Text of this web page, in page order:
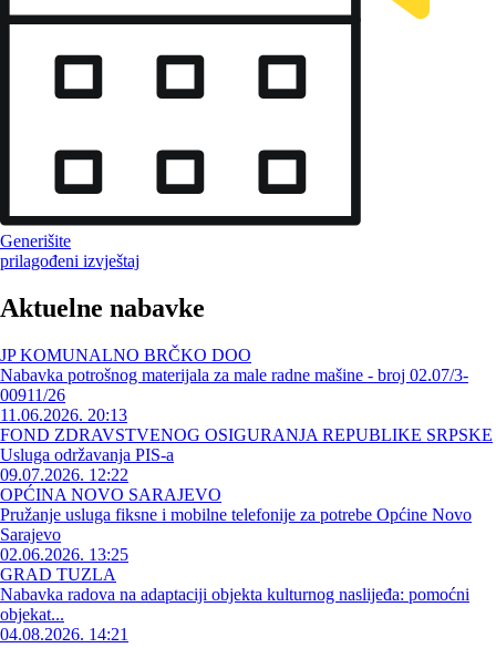
Generišite
prilagođeni izvještaj
Aktuelne nabavke
JP KOMUNALNO BRČKO DOO
Nabavka potrošnog materijala za male radne mašine - broj 02.07/3-
00911/26
11.06.2026. 20:13
FOND ZDRAVSTVENOG OSIGURANJA REPUBLIKE SRPSKE
Usluga održavanja PIS-a
09.07.2026. 12:22
OPĆINA NOVO SARAJEVO
Pružanje usluga fiksne i mobilne telefonije za potrebe Općine Novo
Sarajevo
02.06.2026. 13:25
GRAD TUZLA
Nabavka radova na adaptaciji objekta kulturnog naslijeđa: pomoćni
objekat...
04.08.2026. 14:21